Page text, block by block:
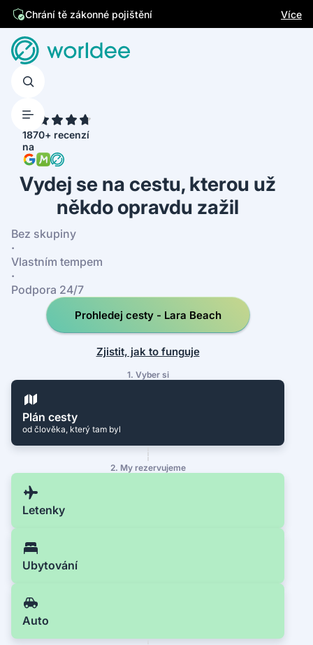
Jsme česká firma Více
1870+ recenzí
na
Vydej se na cestu, kterou už
někdo opravdu zažil
Bez skupiny
·
Vlastním tempem
·
Podpora 24/7
Prohledej cesty - Lara Beach
Zjistit, jak to funguje
1. Vyber si
Plán cesty
od člověka, který tam byl
2. My rezervujeme
Letenky
Ubytování
Auto